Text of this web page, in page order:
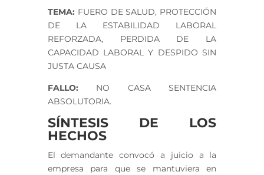
TEMA: FUERO DE SALUD, PROTECCIÓN
DE LA ESTABILIDAD LABORAL
REFORZADA, PERDIDA DE LA
CAPACIDAD LABORAL Y DESPIDO SIN
JUSTA CAUSA
FALLO: NO CASA SENTENCIA
ABSOLUTORIA.
SÍNTESIS DE LOS
HECHOS
El demandante convocó a juicio a la
empresa para que se mantuviera en